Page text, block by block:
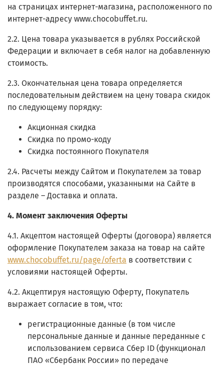
на страницах интернет-магазина, расположенного по
интернет-адресу www.chocobuffet.ru.
2.2. Цена товара указывается в рублях Российской
Федерации и включает в себя налог на добавленную
стоимость.
2.3. Окончательная цена товара определяется
последовательным действием на цену товара скидок
по следующему порядку:
Акционная скидка
Скидка по промо-коду
Скидка постоянного Покупателя
2.4. Расчеты между Сайтом и Покупателем за товар
производятся способами, указанными на Сайте в
разделе – Доставка и оплата.
4. Момент заключения Оферты
4.1. Акцептом настоящей Оферты (договора) является
оформление Покупателем заказа на товар на сайте
www.chocobuffet.ru/page/oferta в соответствии с
условиями настоящей Оферты.
4.2. Акцептируя настоящую Оферту, Покупатель
выражает согласие в том, что:
регистрационные данные (в том числе
персональные данные и данные переданные с
использованием сервиса Сбер ID (функционал
ПАО «Сбербанк России» по передаче